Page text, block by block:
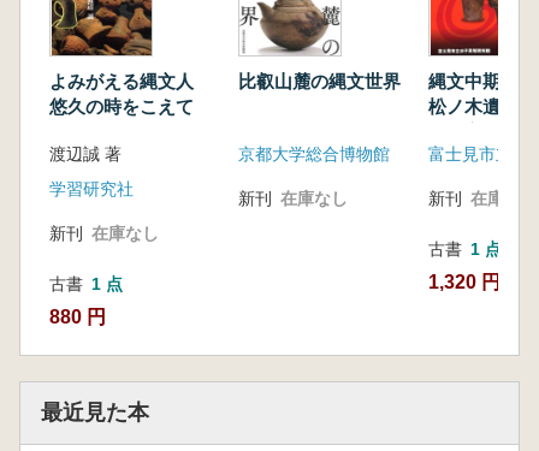
よみがえる縄文人
悠久の時をこえて
渡辺誠 著
学習研究社
新刊 在庫なし
古書 1 点
880 円
比叡山麓の縄文世界
京都大学総合博物館
新刊 在庫なし
縄文中期の
松ノ木遺跡
新刊 在庫なし
古書 1 点
1,320 円
最近見た本